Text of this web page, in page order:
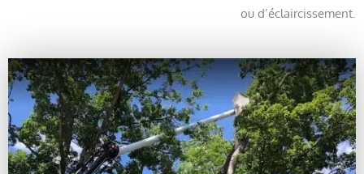
ou d’éclaircissement.